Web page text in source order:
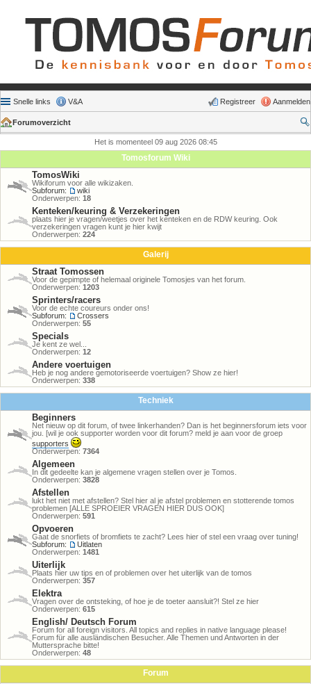
Snelle links V&A Aanmelden
Registreer
Forumoverzicht
Het is momenteel 09 aug 2026 08:45
Tomosforum Wiki
TomosWiki
Wikiforum voor alle wikizaken.
Subforum:
wiki
Onderwerpen: 18
Kenteken/keuring & Verzekeringen
plaats hier je vragen/weetjes over het kenteken en de RDW keuring. Ook
verzekeringen vragen kunt je hier kwijt
Onderwerpen: 224
Galerij
Straat Tomossen
Voor de gepimpte of helemaal originele Tomosjes van het forum.
Onderwerpen: 1203
Sprinters/racers
Voor de echte coureurs onder ons!
Subforum:
Crossers
Onderwerpen: 55
Specials
Je kent ze wel...
Onderwerpen: 12
Andere voertuigen
Heb je nog andere gemotoriseerde voertuigen? Show ze hier!
Onderwerpen: 338
Techniek
Beginners
Net nieuw op dit forum, of twee linkerhanden? Dan is het beginnersforum iets voor
jou. [wil je ook supporter worden voor dit forum? meld je aan voor de groep
supporters
Onderwerpen: 7364
Algemeen
In dit gedeelte kan je algemene vragen stellen over je Tomos.
Onderwerpen: 3828
Afstellen
lukt het niet met afstellen? Stel hier al je afstel problemen en stotterende tomos
problemen [ALLE SPROEIER VRAGEN HIER DUS OOK]
Onderwerpen: 591
Opvoeren
Gaat de snorfiets of bromfiets te zacht? Lees hier of stel een vraag over tuning!
Subforum:
Uitlaten
Onderwerpen: 1481
Uiterlijk
Plaats hier uw tips en of problemen over het uiterlijk van de tomos
Onderwerpen: 357
Elektra
Vragen over de ontsteking, of hoe je de toeter aansluit?! Stel ze hier
Onderwerpen: 615
English/ Deutsch Forum
Forum for all foreign visitors. All topics and replies in native language please!
Forum für alle ausländischen Besucher. Alle Themen und Antworten in der
Muttersprache bitte!
Onderwerpen: 48
Forum